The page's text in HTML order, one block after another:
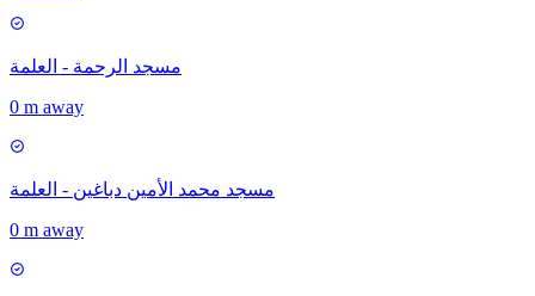
مسجد الرحمة - العلمة
0 m away
مسجد محمد الأمين دباغين - العلمة
0 m away